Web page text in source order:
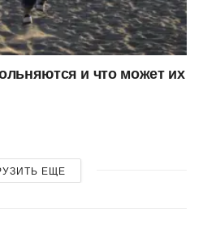
и что может их
ЕЩЕ